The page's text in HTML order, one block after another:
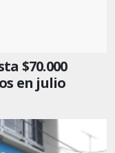
$70.000
en julio